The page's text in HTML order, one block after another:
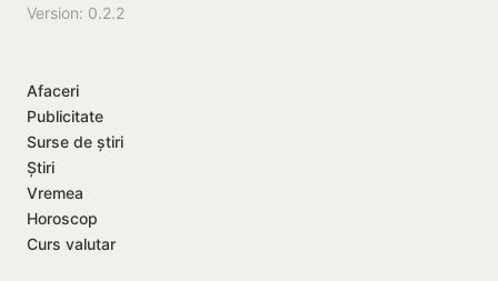
Version: 0.2.2
Afaceri
Publicitate
Surse de știri
Știri
Vremea
Horoscop
Curs valutar